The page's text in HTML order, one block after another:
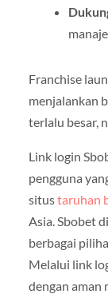
Franchise
menjalankan
terlalu besar,
Link login
pengguna
situstaruhan
Asia. Sbobet
berbagai
Melalui link
dengan aman